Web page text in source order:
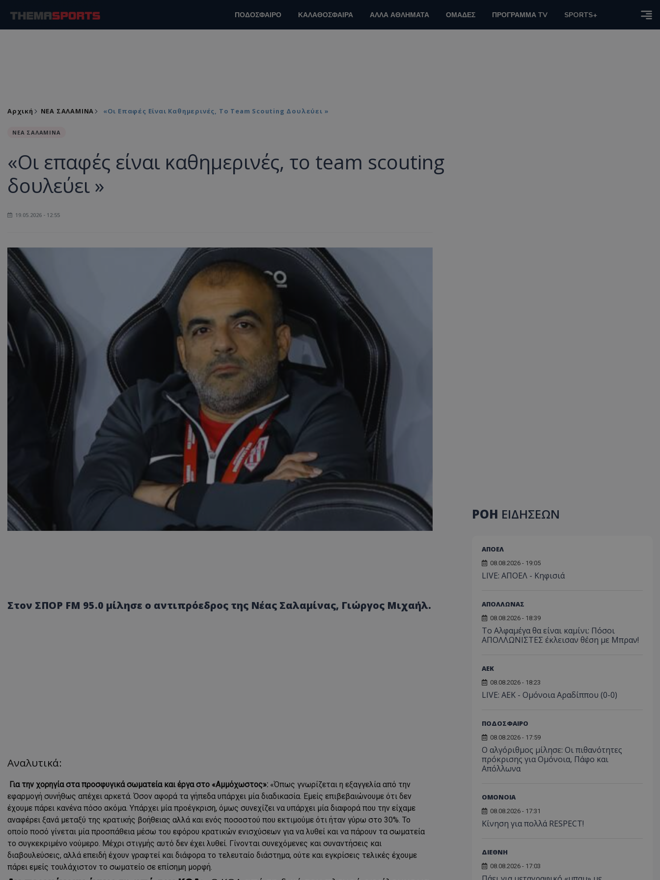
ΠΟΔΟΣΦΑΙΡΟ ΚΑΛΑΘΟΣΦΑΙΡΑ ΑΛΛΑ ΑΘΛΗΜΑΤΑ ΟΜΑΔΕΣ ΠΡΟΓΡΑΜΜΑ TV SPORTS+
Αρχική ΝΕΑ ΣΑΛΑΜΙΝΑ «Οι Επαφές Είναι Καθημερινές, Το Team Scouting Δουλεύει »
ΝΕΑ ΣΑΛΑΜΙΝΑ
«Οι επαφές είναι καθημερινές, το team scouting
δουλεύει »
19.05.2026 - 12:55
Στον ΣΠΟΡ FM 95.0 μίλησε ο αντιπρόεδρος της Νέας Σαλαμίνας, Γιώργος Μιχαήλ.
Αναλυτικά:
Για την χορηγία στα προσφυγικά σωματεία και έργα στο «Αμμόχωστος»: «Όπως γνωρίζεται η εξαγγελία από την
εφαρμογή συνήθως απέχει αρκετά. Όσον αφορά τα γήπεδα υπάρχει μία διαδικασία. Εμείς επιβεβαιώνουμε ότι δεν
έχουμε πάρει κανένα πόσο ακόμα. Υπάρχει μία προέγκριση, όμως συνεχίζει να υπάρχει μία διαφορά που την είχαμε
αναφέρει ξανά μεταξύ της κρατικής βοήθειας αλλά και ενός ποσοστού που εκτιμούμε ότι ήταν γύρω στο 30%. Το
οποίο ποσό γίνεται μία προσπάθεια μέσω του εφόρου κρατικών ενισχύσεων για να λυθεί και να πάρουν τα σωματεία
το συγκεκριμένο νούμερο. Μέχρι στιγμής αυτό δεν έχει λυθεί. Γίνονται συνεχόμενες και συναντήσεις και
διαβουλεύσεις, αλλά επειδή έχουν γραφτεί και διάφορα το τελευταίο διάστημα, ούτε και εγκρίσεις τελικές έχουμε
πάρει εμείς τουλάχιστον το σωματείο σε επίσημη μορφή.
ΡΟΗ ΕΙΔΗΣΕΩΝ
ΑΠΟΕΛ
08.08.2026 - 19:05
LIVE: ΑΠΟΕΛ - Κηφισιά
ΑΠΟΛΛΩΝΑΣ
08.08.2026 - 18:39
Το Αλφαμέγα θα είναι καμίνι: Πόσοι
ΑΠΟΛΛΩΝΙΣΤΕΣ έκλεισαν θέση με Μπραν!
ΑEK
08.08.2026 - 18:23
LIVE: ΑΕΚ - Ομόνοια Αραδίππου (0-0)
ΠΟΔΟΣΦΑΙΡΟ
08.08.2026 - 17:59
Ο αλγόριθμος μίλησε: Οι πιθανότητες
πρόκρισης για Ομόνοια, Πάφο και
Απόλλωνα
ΟΜΟΝΟΙΑ
08.08.2026 - 17:31
Κίνηση για πολλά RESPECT!
ΔΙΕΘΝΗ
08.08.2026 - 17:03